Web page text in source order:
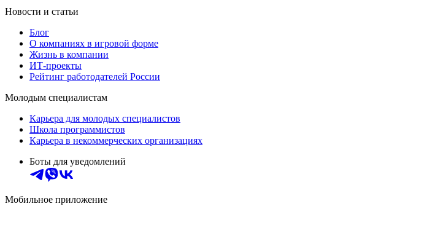
Новости и статьи
Блог
О компаниях в игровой форме
Жизнь в компании
ИТ-проекты
Рейтинг работодателей России
Молодым специалистам
Карьера для молодых специалистов
Школа программистов
Карьера в некоммерческих организациях
Боты для уведомлений
Мобильное приложение